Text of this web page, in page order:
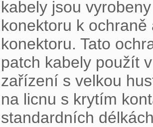
kabely jsou
konektoru k
konektoru. Tato
patch kabely použít
zařízení s velkou
na licnu s krytím
standardních